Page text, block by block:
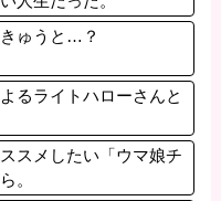
きゅうと…？
るライトハローさんと
スメしたい「ウマ娘チ
。